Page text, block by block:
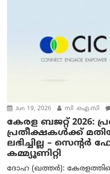
Jun 19, 2026 സി .ഐ.സി
കേരള ബജറ്റ് 2026:
പ്രതീക്ഷകൾക്ക്
ലഭിച്ചില്ല – സെന്റർ
കമ്മ്യൂണിറ്റി
ദോഹ (ഖത്തര്‍):